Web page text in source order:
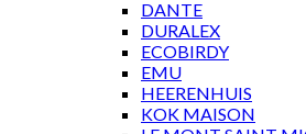
DANTE
DURALEX
ECOBIRDY
EMU
HEERENHUIS
KOK MAISON